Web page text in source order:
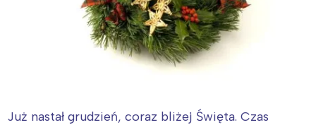
Już nastał grudzień, coraz bliżej Święta. Czas